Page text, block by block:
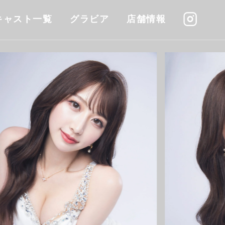
ャスト一覧 グラビア 店舗情報